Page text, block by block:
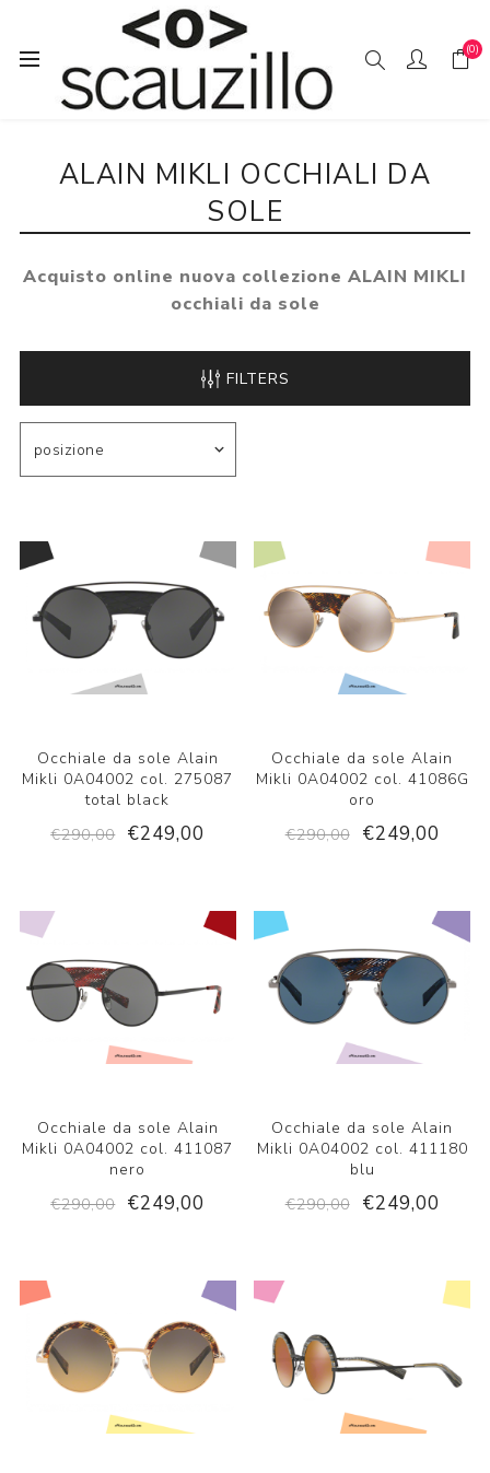
(0)
Pagina iniziale SO // LE ALAIN MIKLI occhiali da sole
ALAIN MIKLI OCCHIALI DA
SOLE
Acquisto online nuova collezione ALAIN MIKLI
occhiali da sole
FILTERS
Occhiale da sole Alain
Mikli 0A04002 col. 275087
total black
€290,00
€249,00
Occhiale da sole Alain
Mikli 0A04002 col. 41086G
oro
€290,00
€249,00
Occhiale da sole Alain
Mikli 0A04002 col. 411087
nero
€290,00
€249,00
Occhiale da sole Alain
Mikli 0A04002 col. 411180
blu
€290,00
€249,00